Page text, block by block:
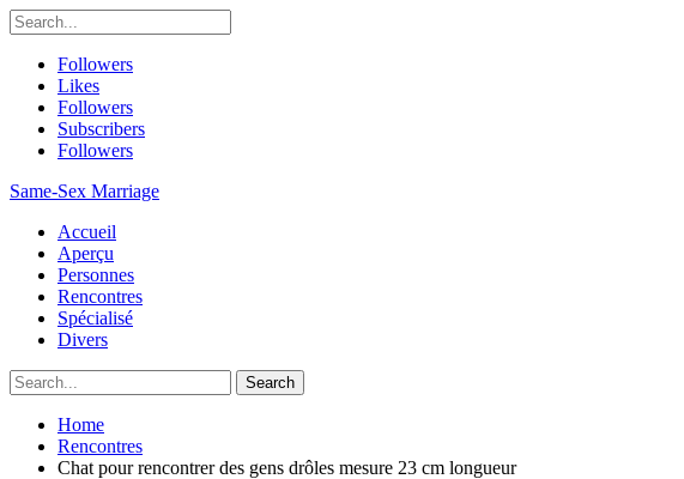
Followers
Likes
Followers
Subscribers
Followers
Same-Sex Marriage
Accueil
Aperçu
Personnes
Rencontres
Spécialisé
Divers
Home
Rencontres
Chat pour rencontrer des gens drôles mesure 23 cm longueur